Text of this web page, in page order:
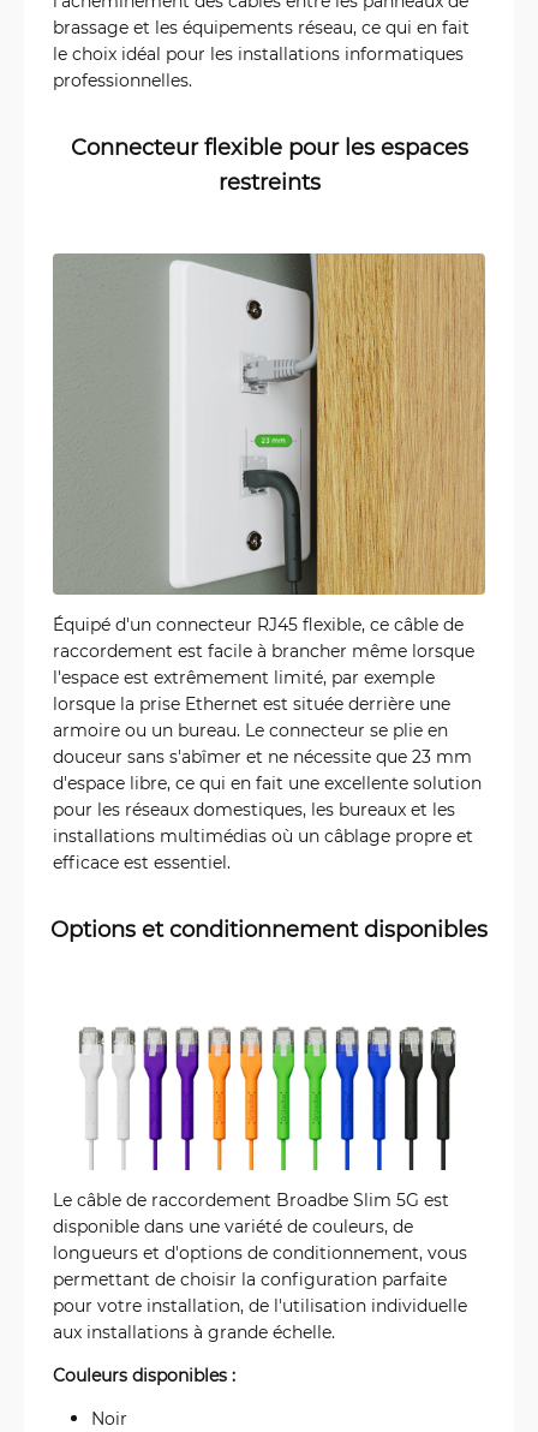
brassage et les équipements réseau, ce qui en fait
le choix idéal pour les installations informatiques
professionnelles.
Connecteur flexible pour les espaces
restreints
Équipé d'un connecteur RJ45 flexible, ce câble de
raccordement est facile à brancher même lorsque
l'espace est extrêmement limité, par exemple
lorsque la prise Ethernet est située derrière une
armoire ou un bureau. Le connecteur se plie en
douceur sans s'abîmer et ne nécessite que 23 mm
d'espace libre, ce qui en fait une excellente solution
pour les réseaux domestiques, les bureaux et les
installations multimédias où un câblage propre et
efficace est essentiel.
Options et conditionnement disponibles
Le câble de raccordement Broadbe Slim 5G est
disponible dans une variété de couleurs, de
longueurs et d'options de conditionnement, vous
permettant de choisir la configuration parfaite
pour votre installation, de l'utilisation individuelle
aux installations à grande échelle.
Couleurs disponibles :
Noir